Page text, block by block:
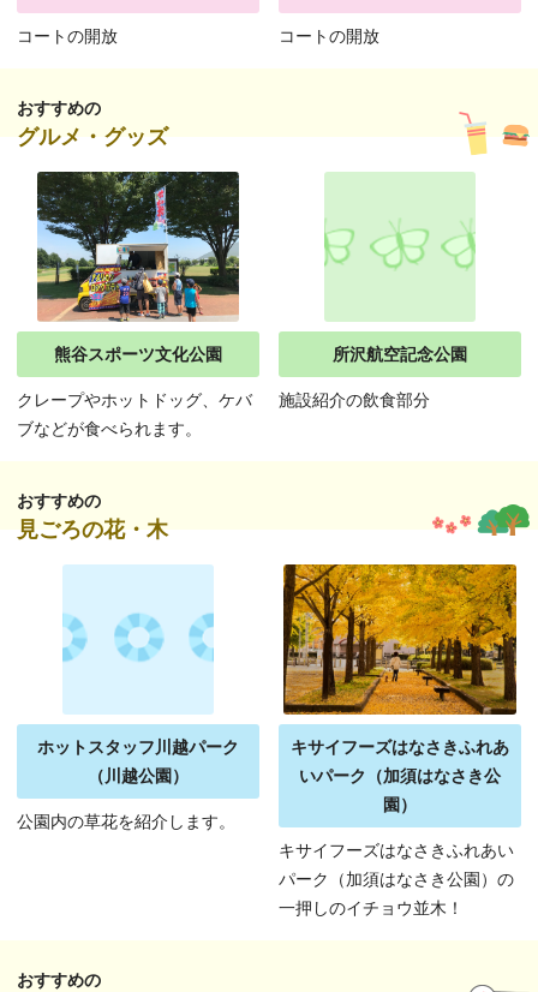
コートの開放 コートの開放
おすすめの
グルメ・グッズ
熊谷スポーツ文化公園
クレープやホットドッグ、ケバ
ブなどが食べられます。
所沢航空記念公園
施設紹介の飲食部分
おすすめの
見ごろの花・木
ホットスタッフ川越パーク
（川越公園）
公園内の草花を紹介します。
キサイフーズはなさきふれあ
いパーク（加須はなさき公
園）
キサイフーズはなさきふれあい
パーク（加須はなさき公園）の
一押しのイチョウ並木！
おすすめの